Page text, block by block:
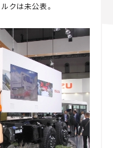
クは未公表。